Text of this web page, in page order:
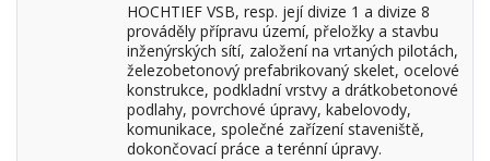
HOCHTIEF VSB, resp. její divize 1 a divize 8
prováděly přípravu území, přeložky a stavbu
inženýrských sítí, založení na vrtaných pilotách,
železobetonový prefabrikovaný skelet, ocelové
konstrukce, podkladní vrstvy a drátkobetonové
podlahy, povrchové úpravy, kabelovody,
komunikace, společné zařízení staveniště,
dokončovací práce a terénní úpravy.